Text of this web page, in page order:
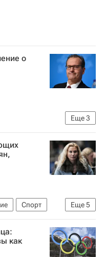
о
Еще3
(МОК)
(ПКР)
Еще5
Спорт
(МОК)
как